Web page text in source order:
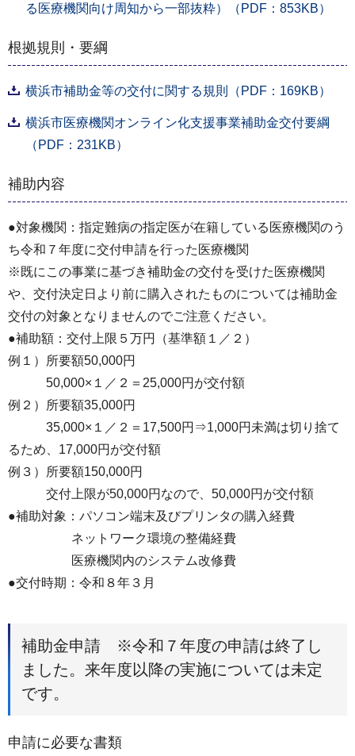
る医療機関向け周知から一部抜粋）（PDF：853KB）
根拠規則・要綱
横浜市補助金等の交付に関する規則（PDF：169KB）
横浜市医療機関オンライン化支援事業補助金交付要綱
（PDF：231KB）
補助内容
●対象機関：指定難病の指定医が在籍している医療機関のう
ち令和７年度に交付申請を行った医療機関
※既にこの事業に基づき補助金の交付を受けた医療機関
や、交付決定日より前に購入されたものについては補助金
交付の対象となりませんのでご注意ください。
●補助額：交付上限５万円（基準額１／２）
例１）所要額50,000円
50,000×１／２＝25,000円が交付額
例２）所要額35,000円
35,000×１／２＝17,500円⇒1,000円未満は切り捨て
るため、17,000円が交付額
例３）所要額150,000円
交付上限が50,000円なので、50,000円が交付額
●補助対象：パソコン端末及びプリンタの購入経費
ネットワーク環境の整備経費
医療機関内のシステム改修費
●交付時期：令和８年３月
補助金申請 ※令和７年度の申請は終了し
ました。来年度以降の実施については未定
です。
申請に必要な書類